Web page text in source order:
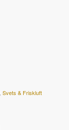
Svets & Friskluft